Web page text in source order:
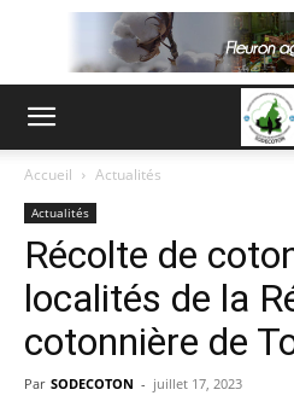
Accueil Actualités
Actualités
Récolte de
localités de la
cotonnière de
Par SODECOTON - juillet 17, 2023